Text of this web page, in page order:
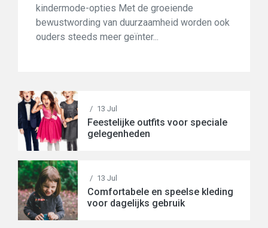
kindermode-opties Met de groeiende
bewustwording van duurzaamheid worden ook
ouders steeds meer geïnter...
/ 13 Jul
Feestelijke outfits voor speciale
gelegenheden
/ 13 Jul
Comfortabele en speelse kleding
voor dagelijks gebruik